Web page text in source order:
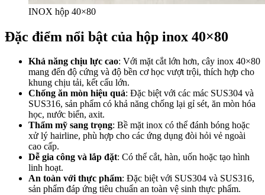
INOX hộp 40×80
Đặc điểm nổi bật của hộp inox 40×80
Khả năng chịu lực cao: Với mặt cắt lớn hơn, cây inox 40×80
mang đến độ cứng và độ bền cơ học vượt trội, thích hợp cho
khung chịu tải, kết cấu lớn.
Chống ăn mòn hiệu quả: Đặc biệt với các mác SUS304 và
SUS316, sản phẩm có khả năng chống lại gỉ sét, ăn mòn hóa
học, nước biển, axit.
Thẩm mỹ sang trọng: Bề mặt inox có thể đánh bóng hoặc
xử lý hairline, phù hợp cho các ứng dụng đòi hỏi vẻ ngoài
cao cấp.
Dễ gia công và lắp đặt: Có thể cắt, hàn, uốn hoặc tạo hình
linh hoạt.
An toàn với thực phẩm: Đặc biệt với SUS304 và SUS316,
sản phẩm đáp ứng tiêu chuẩn an toàn vệ sinh thực phẩm.